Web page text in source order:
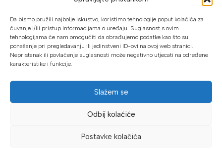
Da bismo pružili najbolje iskustvo, koristimo tehnologije poput kolačića za
čuvanje i/ili pristup informacijama o uređaju. Suglasnost s ovim
tehnologijama će nam omogućiti da obrađujemo podatke kao što su
ponašanje pri pregledavanju ili jedinstveni ID-ovi na ovoj web stranici.
Nepristanak ili povlačenje suglasnosti može negativno utjecati na određene
karakteristike i funkcije.
Slažem se
Odbij kolaćiće
Postavke kolačića
U našoj web trgovini možete platiti:
Kreditnim karticama jednokratno ili do 24 rate
Općom uplatnicom, virmanom, internet bankarstvom
Gotovinom prilikom preuzimanja
Mikrofin do 18 rata
Copyright © 2026 Proalat.ba